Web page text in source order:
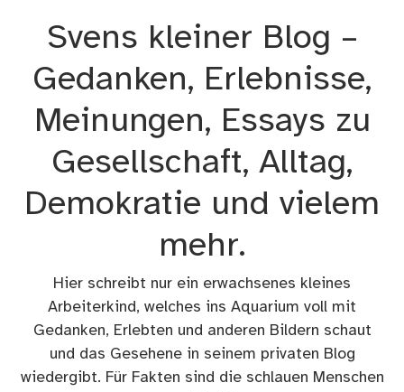
Svens kleiner Blog –
Gedanken, Erlebnisse,
Meinungen, Essays zu
Gesellschaft, Alltag,
Demokratie und vielem
mehr.
Hier schreibt nur ein erwachsenes kleines
Arbeiterkind, welches ins Aquarium voll mit
Gedanken, Erlebten und anderen Bildern schaut
und das Gesehene in seinem privaten Blog
wiedergibt. Für Fakten sind die schlauen Menschen